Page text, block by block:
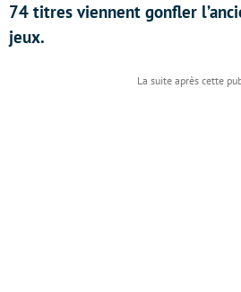
74 titres viennent gonfler
jeux.